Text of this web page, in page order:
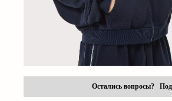
Остались вопросы?